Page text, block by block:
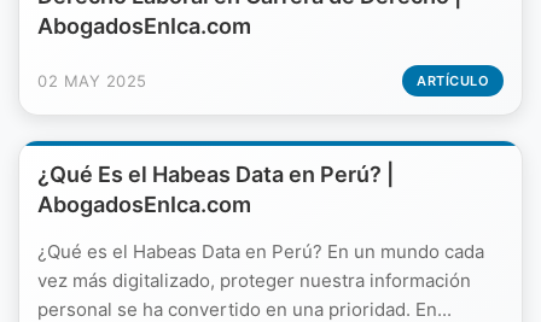
AbogadosEnIca.com
02 MAY 2025 ARTÍCULO
¿Qué Es el Habeas Data en Perú? |
AbogadosEnIca.com
¿Qué es el Habeas Data en Perú? En un mundo cada
vez más digitalizado, proteger nuestra información
personal se ha convertido en una prioridad. En...